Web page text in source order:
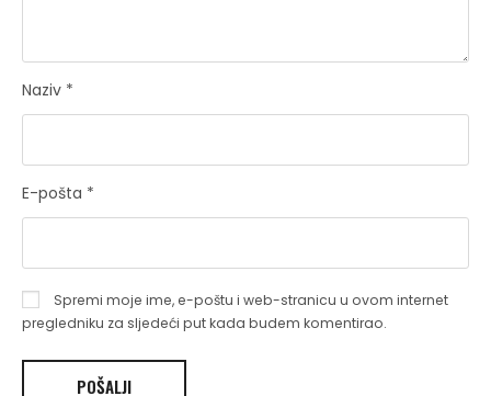
Naziv *
E-pošta *
Spremi moje ime, e-poštu i web-stranicu u ovom internet
pregledniku za sljedeći put kada budem komentirao.